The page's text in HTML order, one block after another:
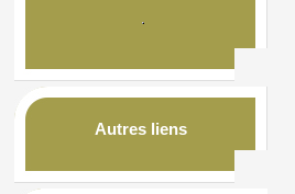
Autres liens